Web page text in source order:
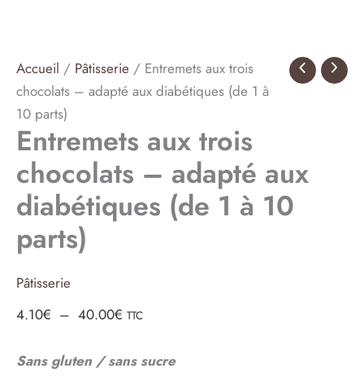
Accueil / Pâtisserie / Entremets aux trois
chocolats – adapté aux diabétiques (de 1 à
10 parts)
Entremets aux trois
chocolats – adapté aux
diabétiques (de 1 à 10
parts)
Pâtisserie
4.10€ – 40.00€ Plage
de
TTC
Sans gluten / sans sucre